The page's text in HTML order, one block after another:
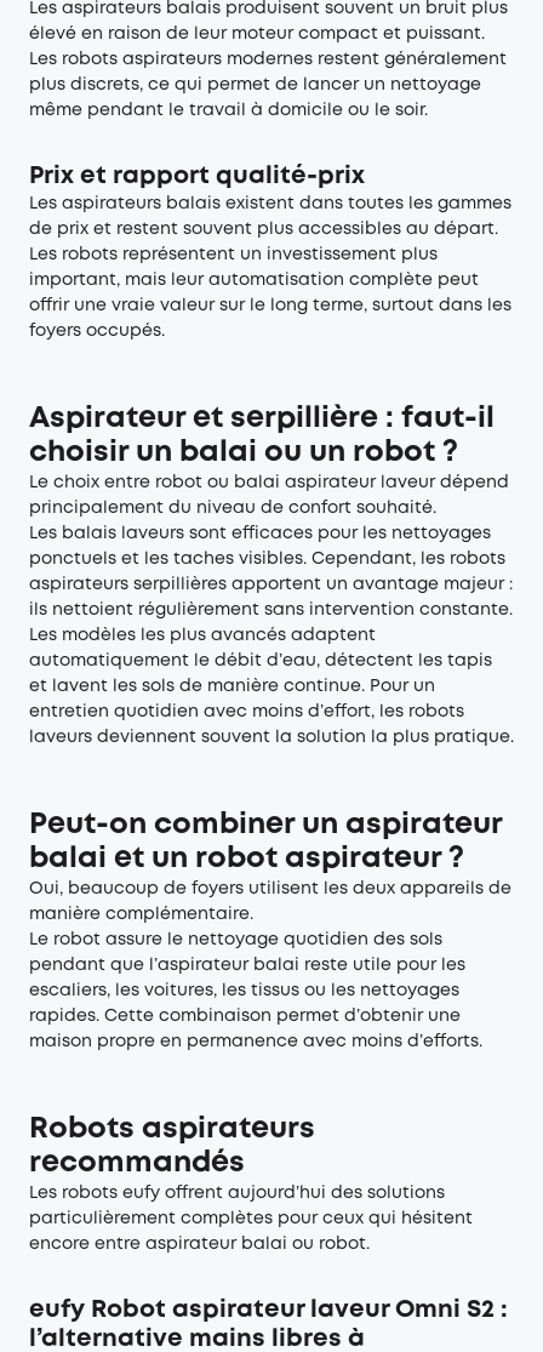
Les aspirateurs balais produisent souvent un bruit plus
élevé en raison de leur moteur compact et puissant.
Les robots aspirateurs modernes restent généralement
plus discrets, ce qui permet de lancer un nettoyage
même pendant le travail à domicile ou le soir.
Prix et rapport qualité-prix
Les aspirateurs balais existent dans toutes les gammes
de prix et restent souvent plus accessibles au départ.
Les robots représentent un investissement plus
important, mais leur automatisation complète peut
offrir une vraie valeur sur le long terme, surtout dans les
foyers occupés.
Aspirateur et serpillière : faut-il
choisir un balai ou un robot ?
Le choix entre robot ou balai aspirateur laveur dépend
principalement du niveau de confort souhaité.
Les balais laveurs sont efficaces pour les nettoyages
ponctuels et les taches visibles. Cependant, les robots
aspirateurs serpillières apportent un avantage majeur :
ils nettoient régulièrement sans intervention constante.
Les modèles les plus avancés adaptent
automatiquement le débit d’eau, détectent les tapis
et lavent les sols de manière continue. Pour un
entretien quotidien avec moins d’effort, les robots
laveurs deviennent souvent la solution la plus pratique.
Peut-on combiner un aspirateur
balai et un robot aspirateur ?
Oui, beaucoup de foyers utilisent les deux appareils de
manière complémentaire.
Le robot assure le nettoyage quotidien des sols
pendant que l’aspirateur balai reste utile pour les
escaliers, les voitures, les tissus ou les nettoyages
rapides. Cette combinaison permet d’obtenir une
maison propre en permanence avec moins d’efforts.
Robots aspirateurs
recommandés
Les robots eufy offrent aujourd’hui des solutions
particulièrement complètes pour ceux qui hésitent
encore entre aspirateur balai ou robot.
eufy Robot aspirateur laveur Omni S2 :
l’alternative mains libres à